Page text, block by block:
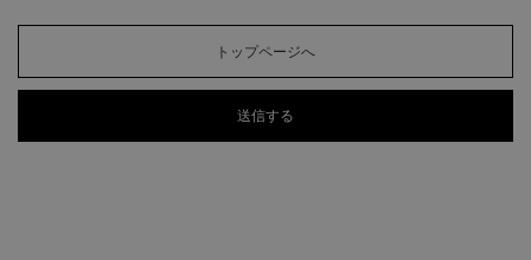
トップページへ